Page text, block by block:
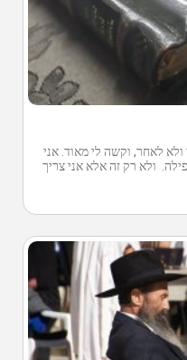
ולא לאחר, וקשה לי מאוד. אני
ולא רק זה אלא אני צריך